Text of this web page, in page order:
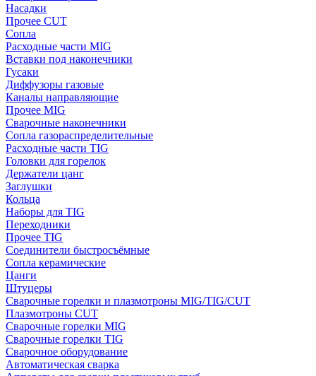
Насадки
Прочее CUT
Сопла
Расходные части MIG
Вставки под наконечники
Гусаки
Диффузоры газовые
Каналы направляющие
Прочее MIG
Сварочные наконечники
Сопла газораспределительные
Расходные части TIG
Головки для горелок
Держатели цанг
Заглушки
Кольца
Наборы для TIG
Переходники
Прочее TIG
Соединители быстросъёмные
Сопла керамические
Цанги
Штуцеры
Сварочные горелки и плазмотроны MIG/TIG/CUT
Плазмотроны CUT
Сварочные горелки MIG
Сварочные горелки TIG
Сварочное оборудование
Автоматическая сварка